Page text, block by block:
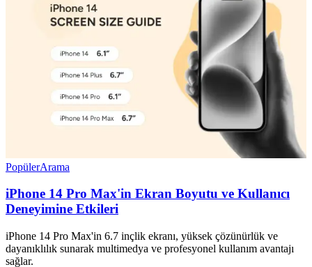
PopülerArama
iPhone 14 Pro Max'in Ekran Boyutu ve Kullanıcı
Deneyimine Etkileri
iPhone 14 Pro Max'in 6.7 inçlik ekranı, yüksek çözünürlük ve
dayanıklılık sunarak multimedya ve profesyonel kullanım avantajı
sağlar.